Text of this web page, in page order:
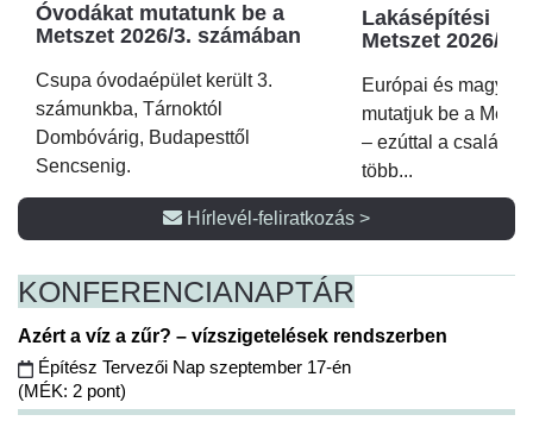
Óvodákat mutatunk be a
Metszet 2026/3. számában
Csupa óvodaépület került 3.
számunkba, Tárnoktól
Dombóvárig, Budapesttől
Sencsenig.
Lakásépítési
Metszet 2026/2.
Európai és magyar
mutatjuk be a
– ezúttal a családi
több...
Hírlevél-feliratkozás >
KONFERENCIANAPTÁR
Azért a víz a zűr? – vízszigetelések rendszerben
Építész Tervezői Nap szeptember 17-én
(MÉK: 2 pont)